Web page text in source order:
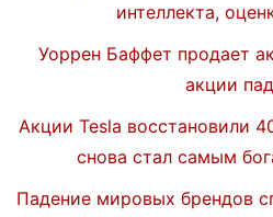
интеллекта,
Уоррен Баффет продает
акции
Акции Tesla восстановили
снова стал самым
Падение мировых брендов